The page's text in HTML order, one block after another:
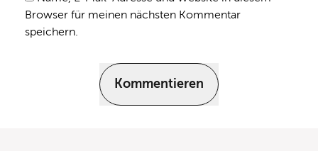
Browser für meinen nächsten Kommentar
speichern.
Kommentieren